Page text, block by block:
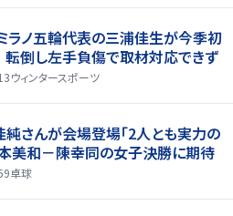
ミラノ五輪代表の三浦佳生が今季初
倒し左手負傷で取材対応できず
ウィンタースポーツ
純さんが会場登場「2人とも実力の
美和－陳幸同の女子決勝に期待
卓球